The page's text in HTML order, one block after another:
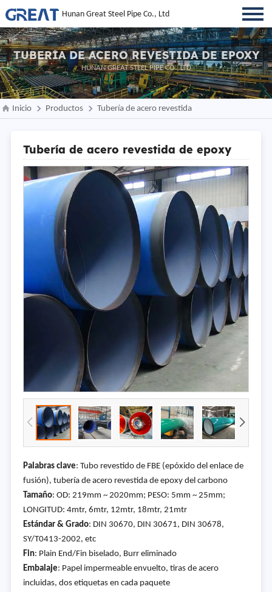
Hunan Great Steel Pipe Co., Ltd
TUBERÍA DE ACERO REVESTIDA DE EPOXY
HUNAN GREAT STEEL PIPE CO., LTD
Inicio Productos Tubería de acero revestida
Tubería de acero revestida de epoxy
Palabras clave: Tubo revestido de FBE (epóxido del enlace de
fusión), tubería de acero revestida de epoxy del carbono
Tamaño: OD: 219mm ~ 2020mm; PESO: 5mm ~ 25mm;
LONGITUD: 4mtr, 6mtr, 12mtr, 18mtr, 21mtr
Estándar & Grado: DIN 30670, DIN 30671, DIN 30678,
SY/T0413-2002, etc
Fin: Plain End/Fin biselado, Burr eliminado
Embalaje: Papel impermeable envuelto, tiras de acero
incluidas, dos etiquetas en cada paquete